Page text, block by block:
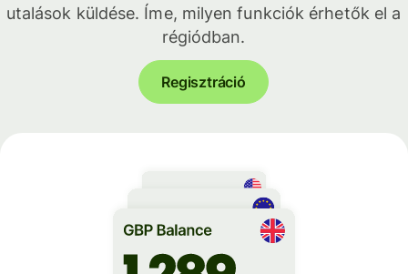
utalások küldése. Íme, milyen funkciók érhetők el a
régiódban.
Regisztráció